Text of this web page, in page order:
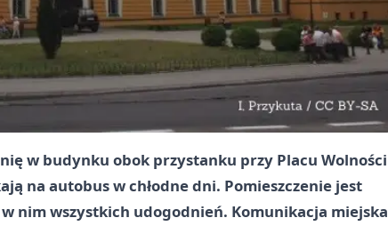
w budynku obok przystanku przy Placu Wolności
na autobus w chłodne dni. Pomieszczenie jest
w nim wszystkich udogodnień. Komunikacja miejska